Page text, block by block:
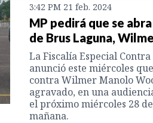
3:42 PM 21 feb. 2024
MP pedirá que se
de Brus Laguna,
La Fiscalía Especial
anunció este miércoles
contra Wilmer Manolo
agravado, en una
el próximo miércoles 28
mañana.